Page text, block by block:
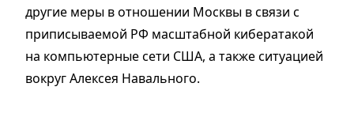
другие меры в отношении Москвы в связи с
приписываемой РФ масштабной кибератакой
на компьютерные сети США, а также ситуацией
вокруг Алексея Навального.